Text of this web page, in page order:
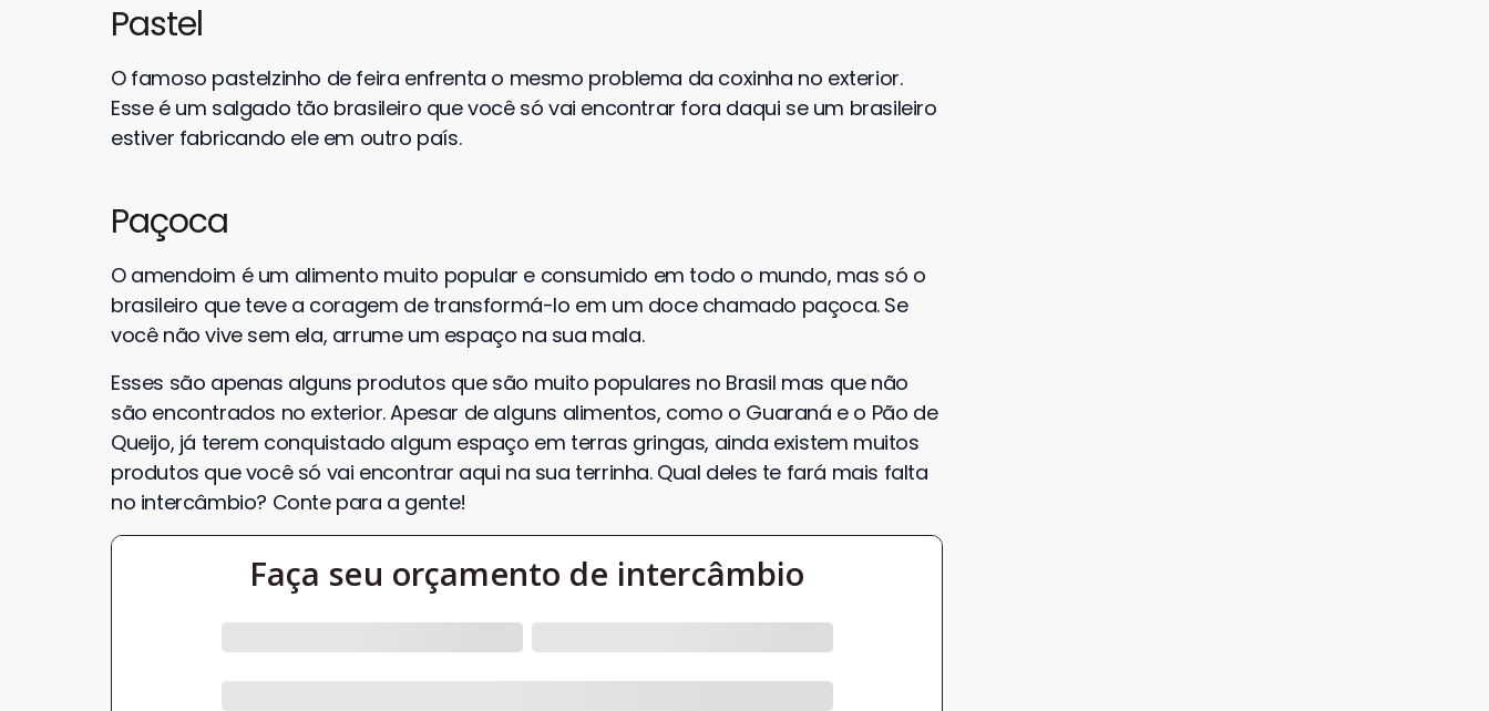
Pastel
O famoso pastelzinho de feira enfrenta o mesmo problema da coxinha no exterior.
Esse é um salgado tão brasileiro que você só vai encontrar fora daqui se um brasileiro
estiver fabricando ele em outro país.
Paçoca
O amendoim é um alimento muito popular e consumido em todo o mundo, mas só o
brasileiro que teve a coragem de transformá-lo em um doce chamado paçoca. Se
você não vive sem ela, arrume um espaço na sua mala.
Esses são apenas alguns produtos que são muito populares no Brasil mas que não
são encontrados no exterior. Apesar de alguns alimentos, como o Guaraná e o Pão de
Queijo, já terem conquistado algum espaço em terras gringas, ainda existem muitos
produtos que você só vai encontrar aqui na sua terrinha. Qual deles te fará mais falta
no intercâmbio? Conte para a gente!